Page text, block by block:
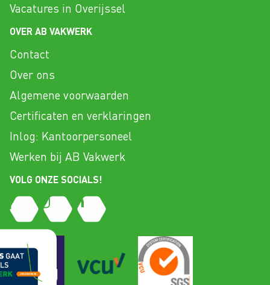
Vacatures in Overijssel
OVER AB VAKWERK
Contact
Over ons
Algemene voorwaarden
Certificaten en verklaringen
Inlog: Kantoorpersoneel
Werken bij AB Vakwerk
VOLG ONZE SOCIALS!